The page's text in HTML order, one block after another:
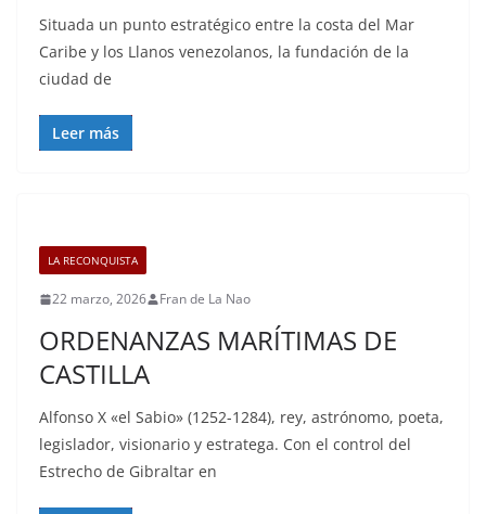
Situada un punto estratégico entre la costa del Mar
Caribe y los Llanos venezolanos, la fundación de la
ciudad de
Leer más
LA RECONQUISTA
22 marzo, 2026 Fran de La Nao
ORDENANZAS MARÍTIMAS DE
CASTILLA
Alfonso X «el Sabio» (1252-1284), rey, astrónomo, poeta,
legislador, visionario y estratega. Con el control del
Estrecho de Gibraltar en